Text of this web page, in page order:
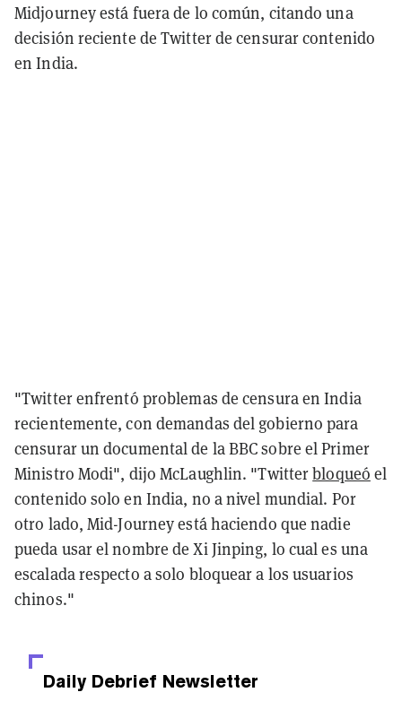
Midjourney está fuera de lo común, citando una
decisión reciente de Twitter de censurar contenido
en India.
"Twitter enfrentó problemas de censura en India
recientemente, con demandas del gobierno para
censurar un documental de la BBC sobre el Primer
Ministro Modi", dijo McLaughlin. "Twitterbloqueó el
contenido solo en India, no a nivel mundial. Por
otro lado, Mid-Journey está haciendo que nadie
pueda usar el nombre de Xi Jinping, lo cual es una
escalada respecto a solo bloquear a los usuarios
chinos."
Daily Debrief Newsletter